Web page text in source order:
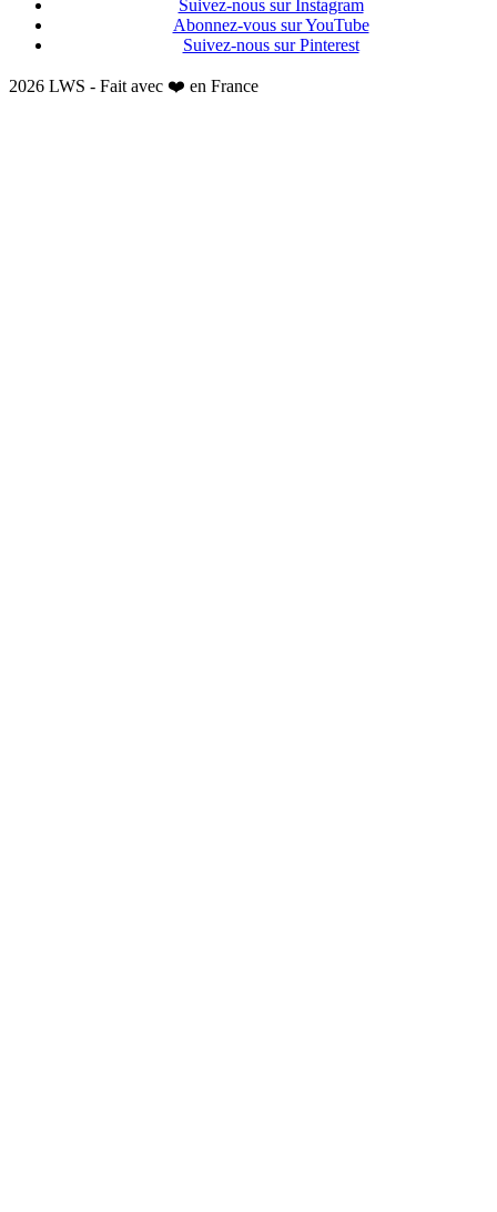
Suivez-nous sur Instagram
Abonnez-vous sur YouTube
Suivez-nous sur Pinterest
2026 LWS - Fait avec ❤️ en France